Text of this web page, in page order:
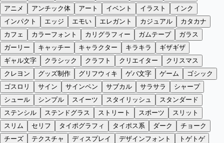
アニメ
アンチック体 アート イベント イラスト
インク
インパクト
エッジ エモい エレガント カジュアル
カタカナ
カフェ
カラーフォント カリグラフィー ガムテープ
ガラス
ガーリー
キャッチー キャラクター キラキラ
ギザギザ
ギャル文字
クラシック クラフト クリエイター
クリスマス
クレヨン
グッズ制作 グリフウィキ ゲバ文字 ゲーム
ゴシック
ゴスロリ
サイン サインペン サブカル サラサラ
シャープ
シュール
シンプル スイーツ スタイリッシュ
スタンダード
ステンシル
ステンドグラス ストリート スポーツ
スリット
スリム
セリフ タイポグラフィ タイポス系 ダーク
チョーク
チーズ
テクスチャ ディスプレイ デザインフォント
トゲトゲ